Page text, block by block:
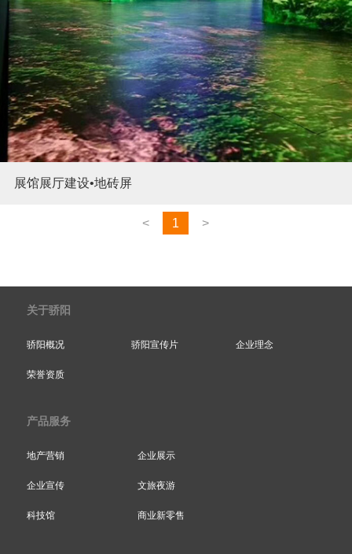
展馆展厅建设•地砖屏
< 1 >
关于骄阳
骄阳概况 骄阳宣传片 企业理念
荣誉资质
产品服务
地产营销 企业展示
企业宣传 文旅夜游
科技馆 商业新零售